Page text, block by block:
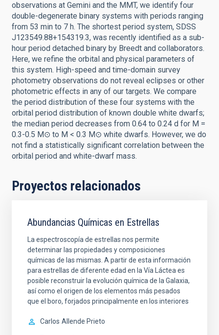
observations at Gemini and the MMT, we identify four
double-degenerate binary systems with periods ranging
from 53 min to 7 h. The shortest period system, SDSS
J123549.88+154319.3, was recently identified as a sub-
hour period detached binary by Breedt and collaborators.
Here, we refine the orbital and physical parameters of
this system. High-speed and time-domain survey
photometry observations do not reveal eclipses or other
photometric effects in any of our targets. We compare
the period distribution of these four systems with the
orbital period distribution of known double white dwarfs;
the median period decreases from 0.64 to 0.24 d for M =
0.3-0.5 M⊙ to M < 0.3 M⊙ white dwarfs. However, we do
not find a statistically significant correlation between the
orbital period and white-dwarf mass.
Proyectos relacionados
Abundancias Químicas en Estrellas
La espectroscopía de estrellas nos permite
determinar las propiedades y composiciones
químicas de las mismas. A partir de esta información
para estrellas de diferente edad en la Vía Láctea es
posible reconstruir la evolución química de la Galaxia,
así como el origen de los elementos más pesados
que el boro, forjados principalmente en los interiores
Carlos Allende Prieto